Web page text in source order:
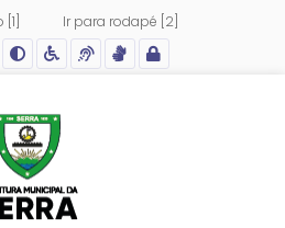
Ir para rodapé [2]
da fonte do site
diminuir tamanho da fonte do site
Ação para aplicar auto contraste no site
Acessar página sobre acessibilidade do site
Acessar página sobre NVDA - Leitor de Tela
Acessar página sobre VLibras - Tradutor de
Acessar Intranet